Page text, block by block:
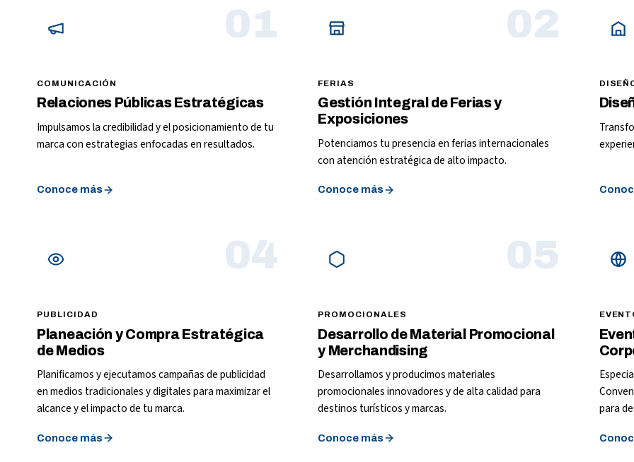
01
COMUNICACIÓN
Relaciones Públicas Estratégicas
Impulsamos la credibilidad y el posicionamiento de tu
marca con estrategias enfocadas en resultados.
Conoce más
02
FERIAS
Gestión Integral de Ferias y
Exposiciones
Potenciamos tu presencia en ferias internacionales
con atención estratégica de alto impacto.
Conoce más
04
PUBLICIDAD
Planeación y Compra Estratégica
de Medios
Planificamos y ejecutamos campañas de publicidad
en medios tradicionales y digitales para maximizar el
alcance y el impacto de tu marca.
Conoce más
05
PROMOCIONALES
Desarrollo de Material Promocional
y Merchandising
Desarrollamos y producimos materiales
promocionales innovadores y de alta calidad para
destinos turísticos y marcas.
Conoce más
para